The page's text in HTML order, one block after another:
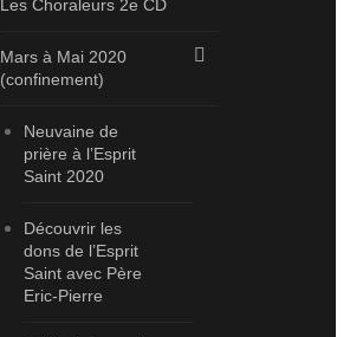
Les Choraleurs 2e CD
Mars à Mai 2020
(confinement)
Neuvaine de
prière à l’Esprit
Saint 2020
Découvrir les
dons de l’Esprit
Saint avec Père
Eric-Pierre